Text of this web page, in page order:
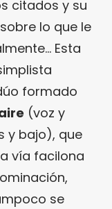
citados y su
lo que le
Esta
formado
(voz y
y bajo), que
vía facilona
se